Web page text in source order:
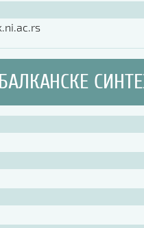
БАЛКАНСКЕ